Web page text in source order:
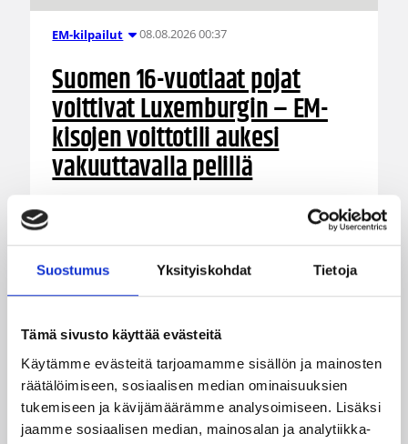
Suostumus Yksityiskohdat Tietoja
Tämä sivusto käyttää evästeitä
Käytämme evästeitä tarjoamamme sisällön ja mainosten
räätälöimiseen, sosiaalisen median ominaisuuksien
tukemiseen ja kävijämäärämme analysoimiseen. Lisäksi
jaamme sosiaalisen median, mainosalan ja analytiikka-
EM-kilpailut 08.08.2026 00:37
Suomen 16-vuotiaat pojat
voittivat Luxemburgin – EM-
kisojen voittotili aukesi
vakuuttavalla pelillä
Suomen 16-vuotiaat pojat ottivat vakuuttavan
85–45-voiton Luxemburgista B-divisioonan EM-
Suomi kohtaa huomenna Ruotsin klo 19.30
Suomen aikaa.